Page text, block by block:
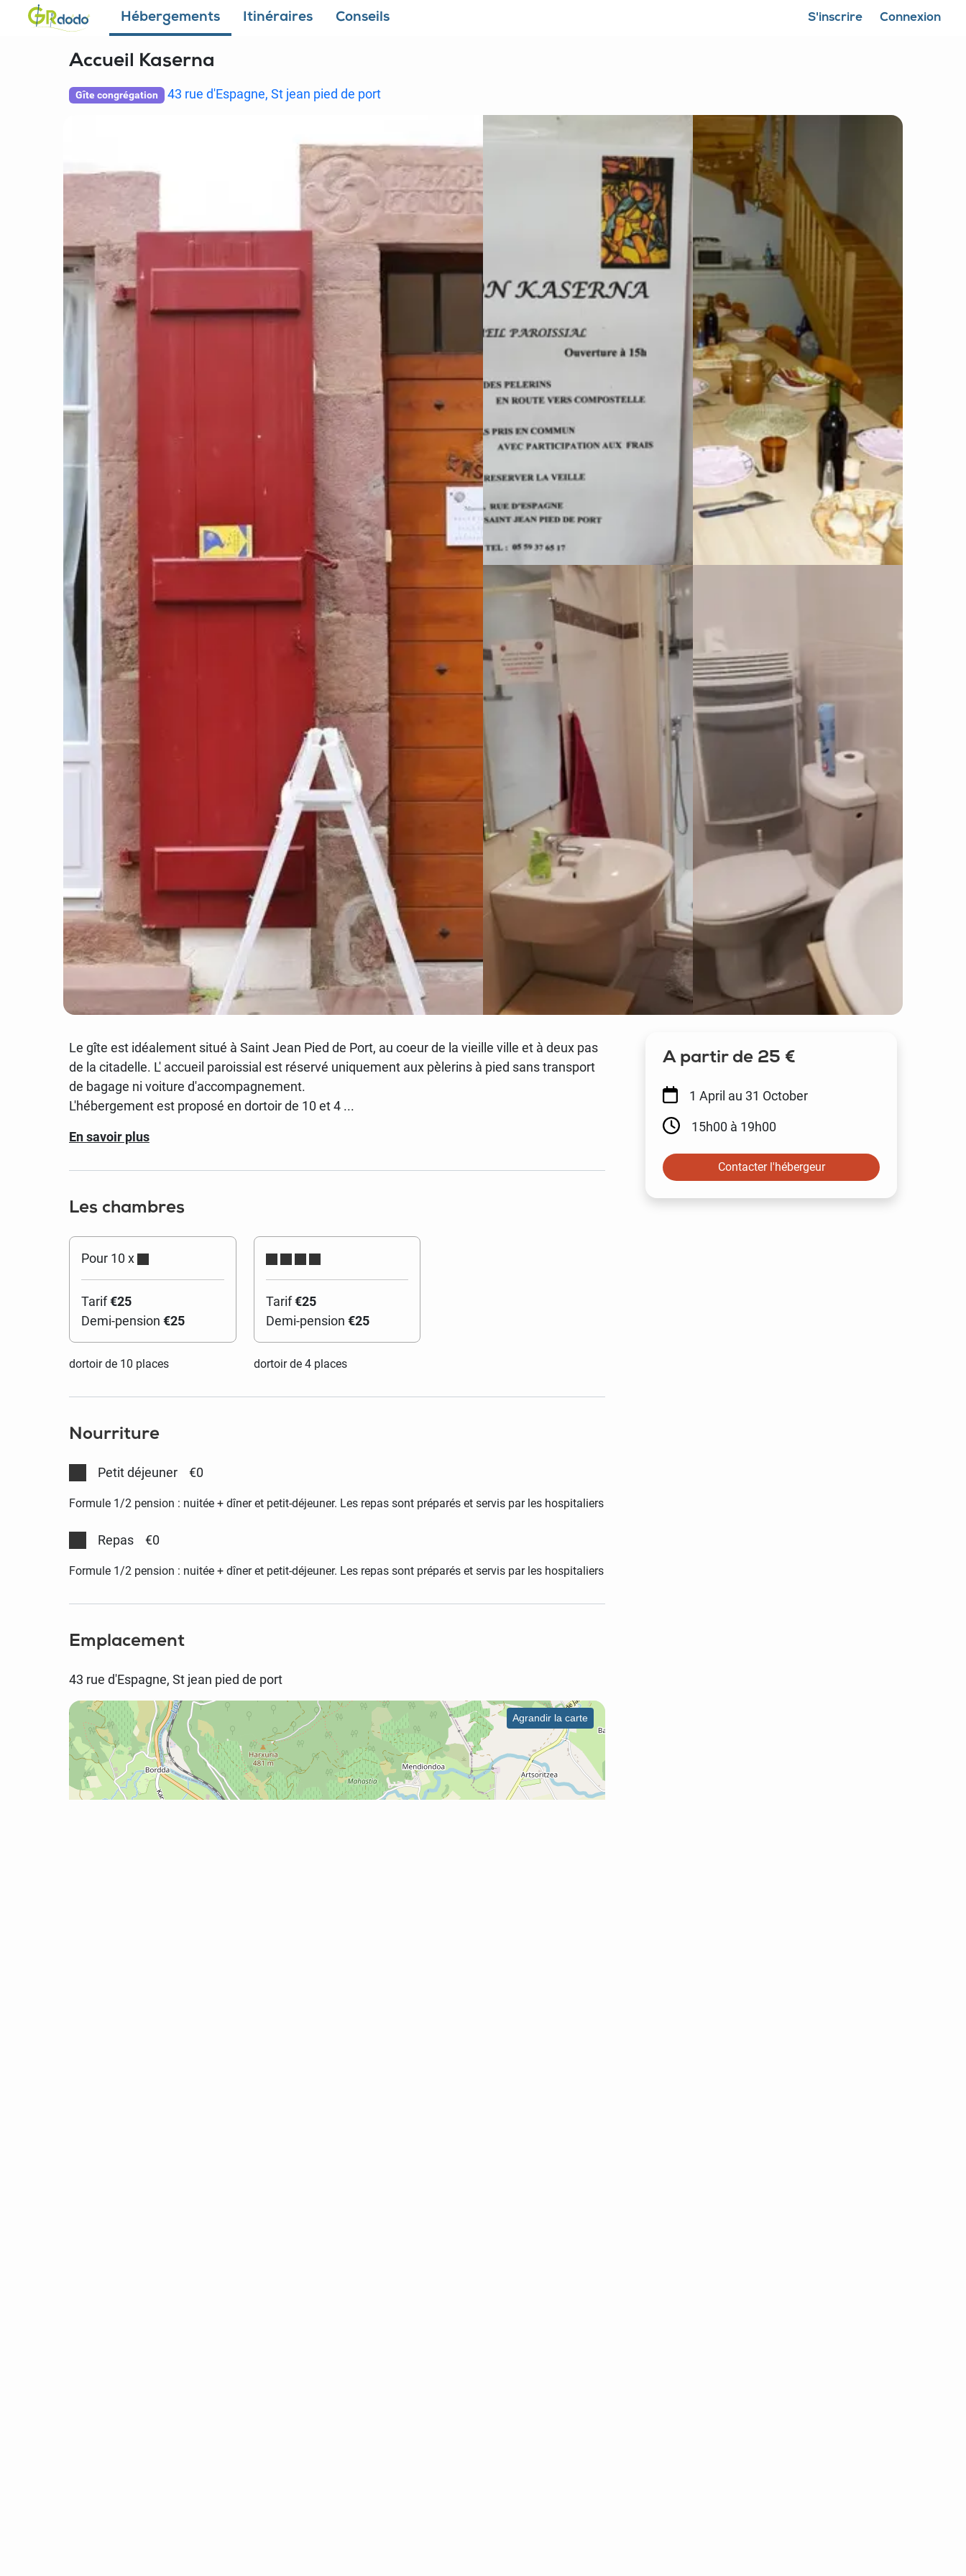
Hébergements Itinéraires Conseils S'inscrire Connexion
Accueil Kaserna
Gîte congrégation 43 rue d'Espagne, St jean pied de port
Le gîte est idéalement situé à Saint Jean Pied de Port, au coeur de la vieille ville et à deux pas
de la citadelle. L' accueil paroissial est réservé uniquement aux pèlerins à pied sans transport
de bagage ni voiture d'accompagnement.
L'hébergement est proposé en dortoir de 10 et 4 ...
En savoir plus
Les chambres
Pour 10 x
Tarif€25
Demi-pension €25
dortoir de 10 places
Tarif€25
Demi-pension €25
dortoir de 4 places
Nourriture
Petit déjeuner €0
Formule 1/2 pension : nuitée + dîner et petit-déjeuner. Les repas sont préparés et servis par les hospitaliers
Repas €0
Formule 1/2 pension : nuitée + dîner et petit-déjeuner. Les repas sont préparés et servis par les hospitaliers
Emplacement
43 rue d'Espagne, St jean pied de port
Agrandir la carte
A partir de 25 €
1 April au 31 October
15h00 à 19h00
Contacter l'hébergeur